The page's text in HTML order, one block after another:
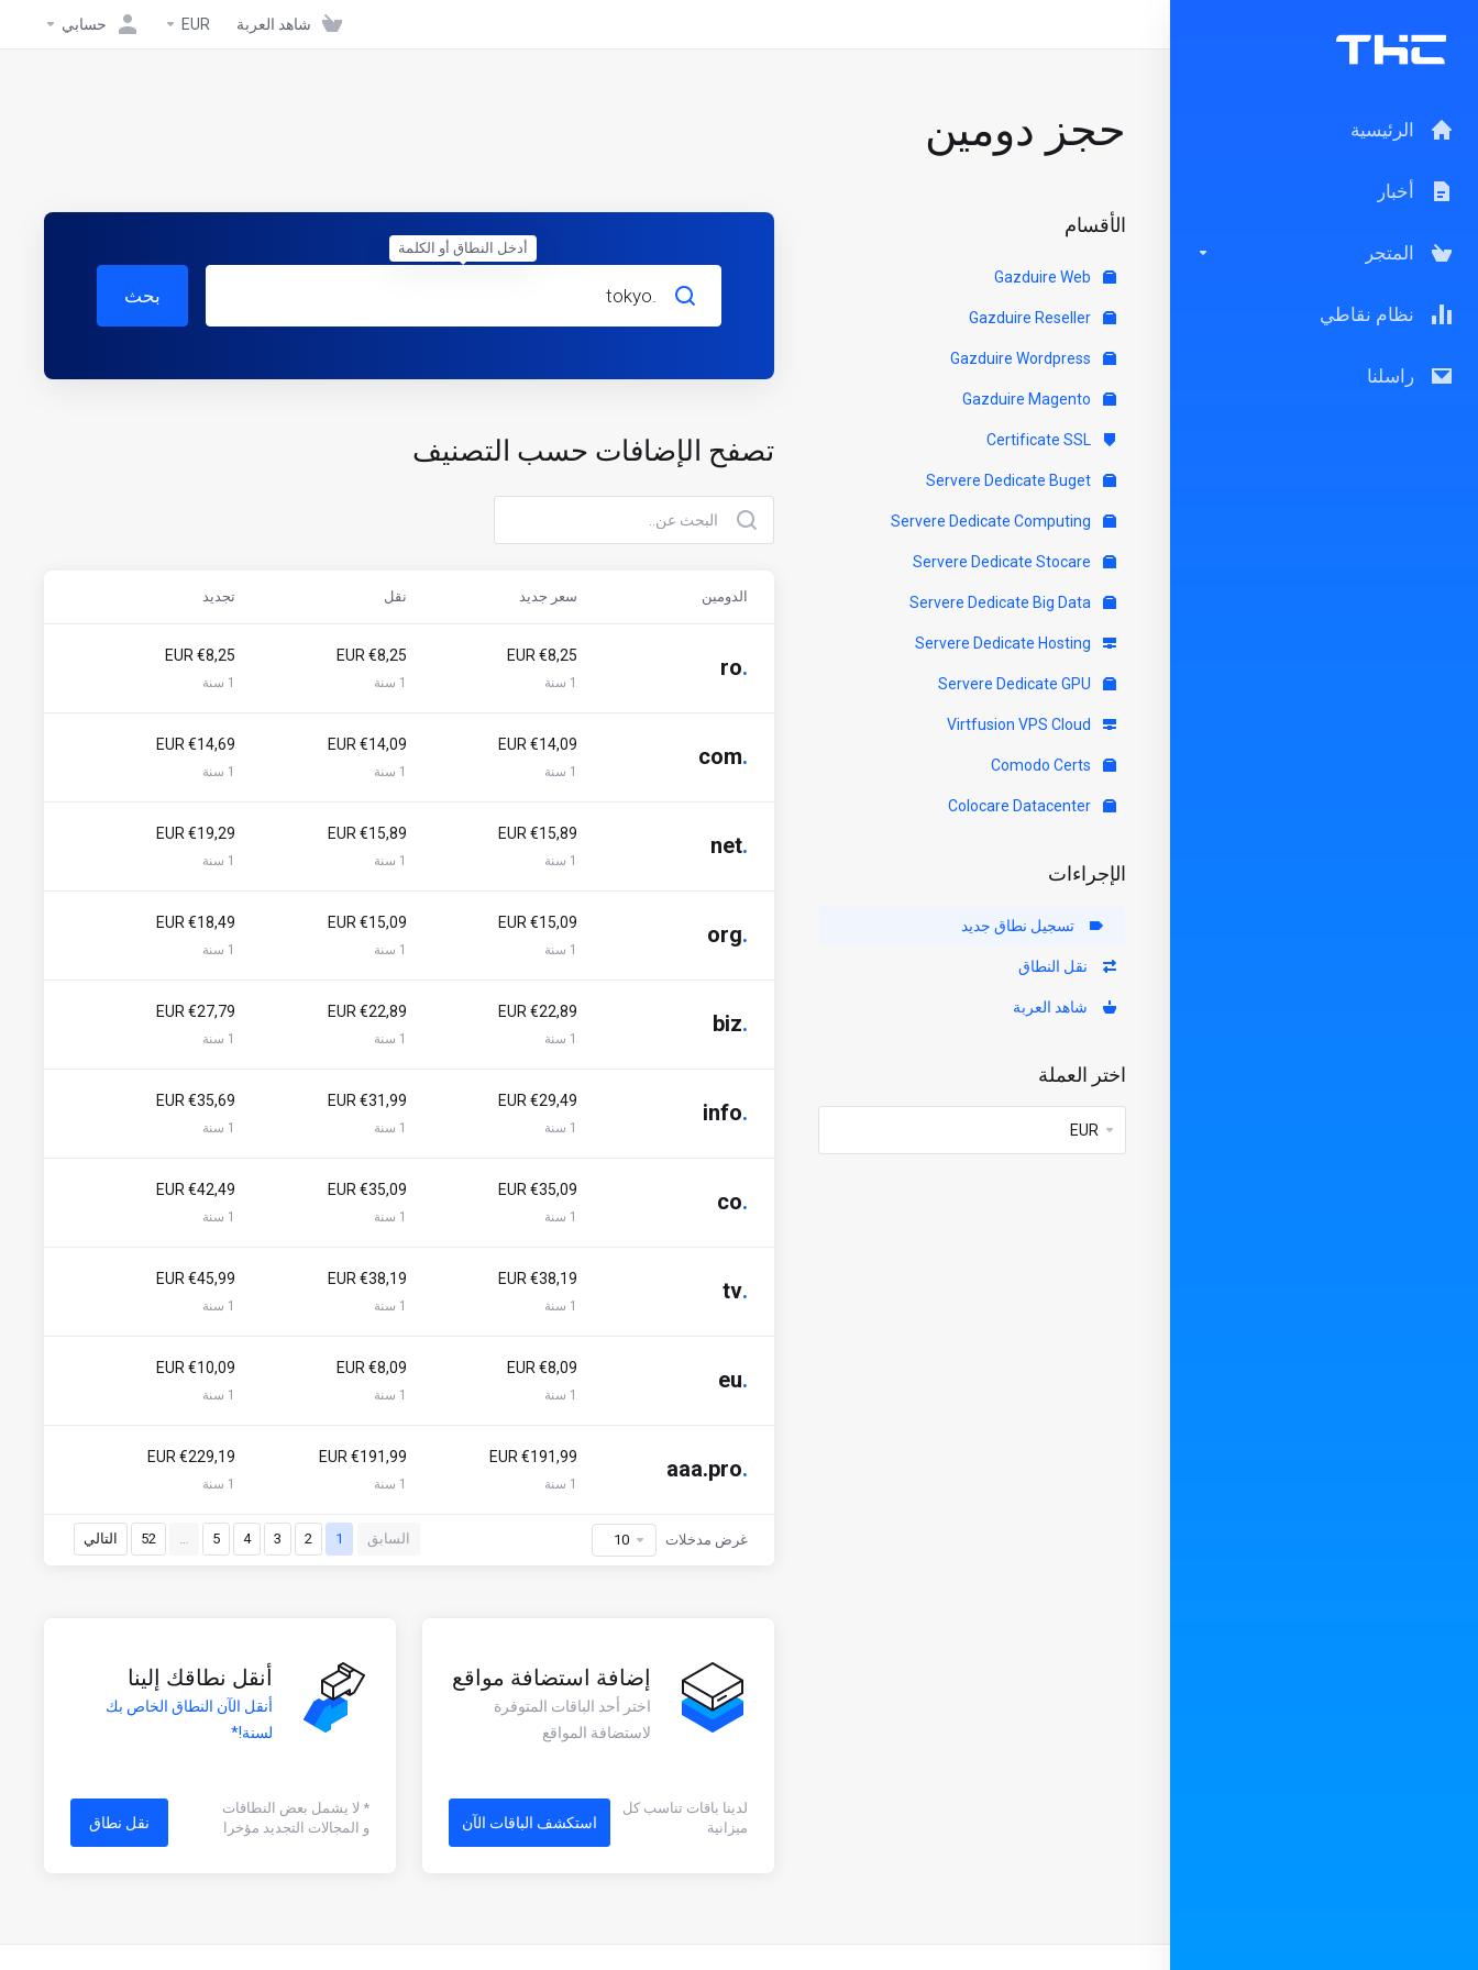
الرئيسية
أخبار
المتجر
نظام نقاطي
راسلنا
شاهد العربة EUR حسابي
حجز دومين
الأقسام
الإجراءات
تسجيل نطاق جديد
نقل النطاق
شاهد العربة
اختر العملة
بحث
تصفح الإضافات حسب التصنيف
الدومين سعر جديد نقل تجديد
.
ro
€8,25 EUR
1 سنة
€8,25 EUR
1 سنة
€8,25 EUR
1 سنة
.
com
€14,09 EUR
1 سنة
€14,09 EUR
1 سنة
€14,69 EUR
1 سنة
.
net
€15,89 EUR
1 سنة
€15,89 EUR
1 سنة
€19,29 EUR
1 سنة
.
org
€15,09 EUR
1 سنة
€15,09 EUR
1 سنة
€18,49 EUR
1 سنة
.
biz
€22,89 EUR
1 سنة
€22,89 EUR
1 سنة
€27,79 EUR
1 سنة
.
info
€29,49 EUR
1 سنة
€31,99 EUR
1 سنة
€35,69 EUR
1 سنة
.
co
€35,09 EUR
1 سنة
€35,09 EUR
1 سنة
€42,49 EUR
1 سنة
.
tv
€38,19 EUR
1 سنة
€38,19 EUR
1 سنة
€45,99 EUR
1 سنة
.
eu
€8,09 EUR
1 سنة
€8,09 EUR
1 سنة
€10,09 EUR
1 سنة
.
aaa.pro
€191,99 EUR
1 سنة
€191,99 EUR
1 سنة
€229,19 EUR
1 سنة
السابق 1
2
3
4
5
…
52 التالي غرض مدخلات
إضافة استضافة مواقع
اختر أحد الباقات المتوفرة
لاستضافة المواقع
لدينا باقات تناسب كل
ميزانية
استكشف الباقات الآن
أنقل نطاقك إلينا
أنقل الآن النطاق الخاص بك
لسنة!*
* لا يشمل بعض النطاقات
و المجالات التجديد مؤخرا
نقل نطاق
أدخل النطاق أو الكلمة